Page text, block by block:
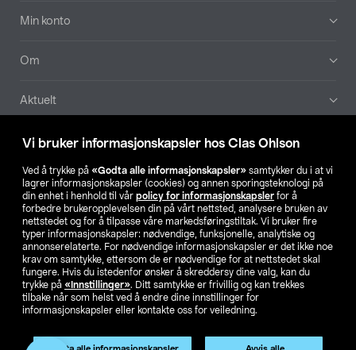
Vi bruker informasjonskapsler hos Clas Ohlson
Ved å trykke på «Godta alle informasjonskapsler» samtykker du i at vi
lagrer informasjonskapsler (cookies) og annen sporingsteknologi på
din enhet i henhold til vår policy for informasjonskapsler for å
forbedre brukeropplevelsen din på vårt nettsted, analysere bruken av
nettstedet og for å tilpasse våre markedsføringstiltak. Vi bruker fire
typer informasjonskapsler: nødvendige, funksjonelle, analytiske og
annonserelaterte. For nødvendige informasjonskapsler er det ikke noe
krav om samtykke, ettersom de er nødvendige for at nettstedet skal
fungere. Hvis du istedenfor ønsker å skreddersy dine valg, kan du
trykke på «Innstillinger». Ditt samtykke er frivillig og kan trekkes
tilbake når som helst ved å endre dine innstillinger for
informasjonskapsler eller kontakte oss for veiledning.
Produktet har utgått
Min konto
Om
Aktuelt
Våre selskaper
Finn din butikk
SE NO FI
Endre til priser ekskl. moms